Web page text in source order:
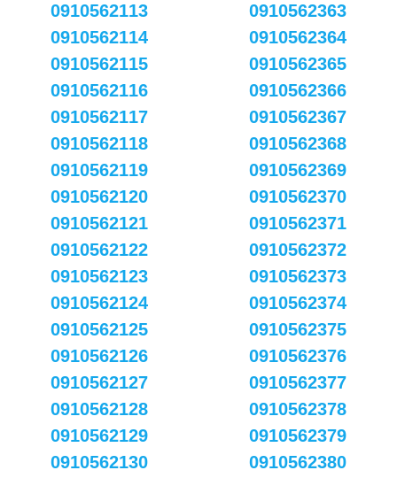
0910562113
0910562114
0910562115
0910562116
0910562117
0910562118
0910562119
0910562120
0910562121
0910562122
0910562123
0910562124
0910562125
0910562126
0910562127
0910562128
0910562129
0910562130
0910562363
0910562364
0910562365
0910562366
0910562367
0910562368
0910562369
0910562370
0910562371
0910562372
0910562373
0910562374
0910562375
0910562376
0910562377
0910562378
0910562379
0910562380